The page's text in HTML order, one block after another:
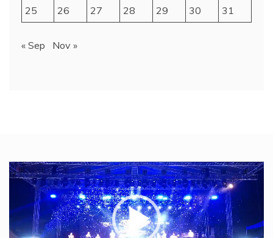
25
26 27 28 29 30 31
« Sep Nov »
Video
Player